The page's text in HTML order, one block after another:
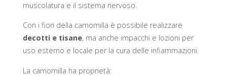
muscolatura e il sistema nervoso.
Con i fiori della camomilla è possibile realizzare
decotti e tisane, ma anche impacchi e lozioni per
uso esterno e locale per la cura delle infiammazioni.
La camomilla ha proprietà: